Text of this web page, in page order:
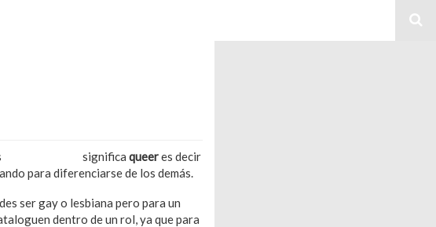
significa queeres decir
para diferenciarse de los demás.
ser gay o lesbiana pero para un
dentro de un rol, ya que para